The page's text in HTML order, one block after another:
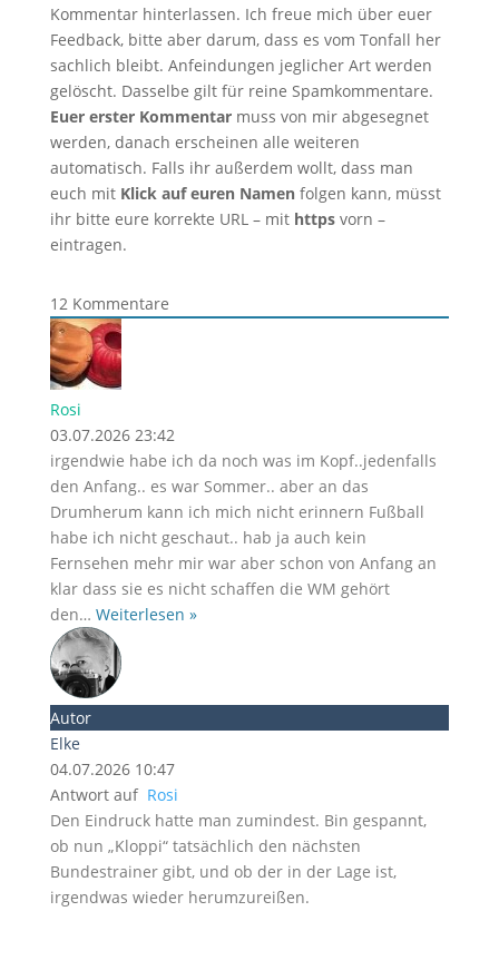
Kommentar hinterlassen. Ich freue mich über euer
Feedback, bitte aber darum, dass es vom Tonfall her
sachlich bleibt. Anfeindungen jeglicher Art werden
gelöscht. Dasselbe gilt für reine Spamkommentare.
Euer erster Kommentarmuss von mir abgesegnet
werden, danach erscheinen alle weiteren
automatisch. Falls ihr außerdem wollt, dass man
euch mit Klick auf euren Namenfolgen kann, müsst
ihr bitte eure korrekte URL – mit httpsvorn –
eintragen.
12Kommentare
Rosi
03.07.2026 23:42
irgendwie habe ich da noch was im Kopf..jedenfalls
den Anfang.. es war Sommer.. aber an das
Drumherum kann ich mich nicht erinnern Fußball
habe ich nicht geschaut.. hab ja auch kein
Fernsehen mehr mir war aber schon von Anfang an
klar dass sie es nicht schaffen die WM gehört
den… Weiterlesen »
Autor
Elke
04.07.2026 10:47
Antwort auf Rosi
Den Eindruck hatte man zumindest. Bin gespannt,
ob nun „Kloppi“ tatsächlich den nächsten
Bundestrainer gibt, und ob der in der Lage ist,
irgendwas wieder herumzureißen.